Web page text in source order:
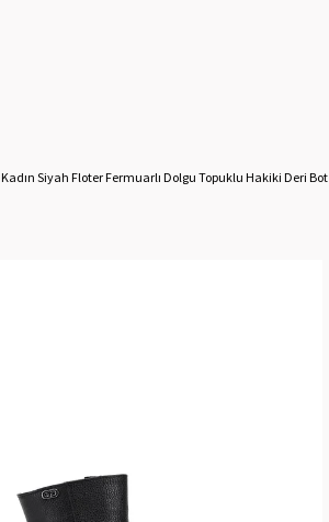
Kadın Siyah Floter Fermuarlı Dolgu Topuklu Hakiki Deri Bot